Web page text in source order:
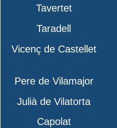
Tavertet
Taradell
Vicenç de Castellet
Pere de Vilamajor
Julià de Vilatorta
Capolat